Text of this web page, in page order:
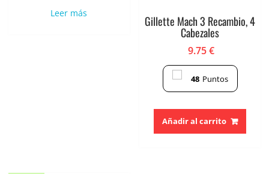
Leer más
Gillette Mach 3 Recambio, 4
Cabezales
9.75€
48 Puntos
Añadir al carrito